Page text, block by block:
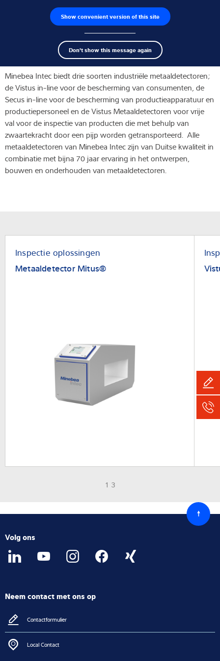
Show convenient version of this site
Don't show this message again
Product zoeken Jobs
Search
term
Weegelektronica
Industriële weegschalen
Inspectie oplossingen
Software
Op maat gemaakte
Expertise and Knowledge
Metaaldetectorspoelen
Minebea Intec biedt drie soorten industriële metaaldetectoren;
de Vistus in-line voor de bescherming van consumenten, de
Secus in-line voor de bescherming van productieapparatuur en
productiepersoneel en de Vistus Metaaldetectoren voor vrije
val voor de inspectie van producten die met behulp van
zwaartekracht door een pijp worden getransporteerd. Alle
metaaldetectoren van Minebea Intec zijn van Duitse kwaliteit in
combinatie met bijna 70 jaar ervaring in het ontwerpen,
bouwen en onderhouden van metaaldetectoren.
Inspectie oplossingen
Metaaldetector Mitus®
1 3
Terug
naar
boven
Volg ons
Neem contact met ons op
Contactformulier
Local Contact